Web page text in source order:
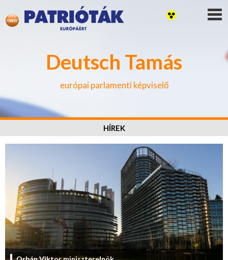
Deutsch Tamás
európai parlamenti képviselő
HÍREK